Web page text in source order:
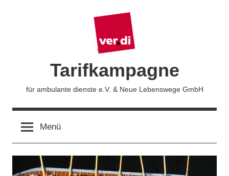
Tarifkampagne
für ambulante dienste e.V. & Neue Lebenswege GmbH
Menü